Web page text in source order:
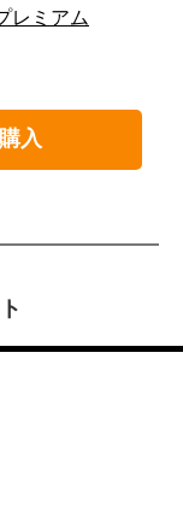
レミアム
入